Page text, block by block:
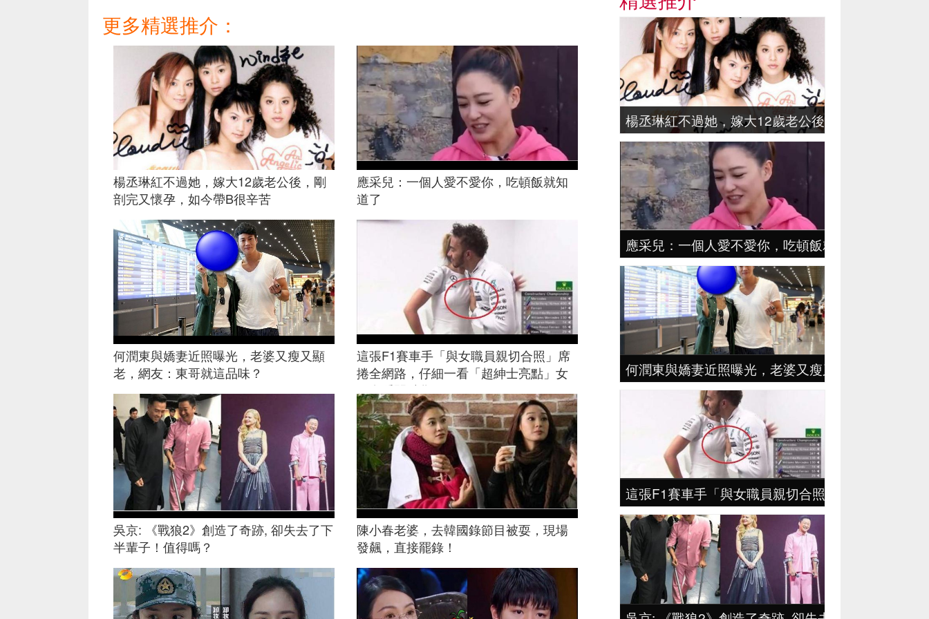
更多精選推介：
楊丞琳紅不過她，嫁大12歲老公後，剛
剖完又懷孕，如今帶B很辛苦
應采兒：一個人愛不愛你，吃頓飯就知
道了
何潤東與嬌妻近照曝光，老婆又瘦又顯
老，網友：東哥就這品味？
這張F1賽車手「與女職員親切合照」席
捲全網路，仔細一看「超紳士亮點」女
網友瞬間融化！
吳京: 《戰狼2》創造了奇跡, 卻失去了下
半輩子！值得嗎？
陳小春老婆，去韓國錄節目被耍，現場
發飆，直接罷錄！
楊丞琳紅不過她，嫁大12歲老公後，剛剖完又懷孕
應采兒：一個人愛不愛你，吃頓飯就知道了
何潤東與嬌妻近照曝光，老婆又瘦又顯老，網友：
這張F1賽車手「與女職員親切合照」席捲全網路